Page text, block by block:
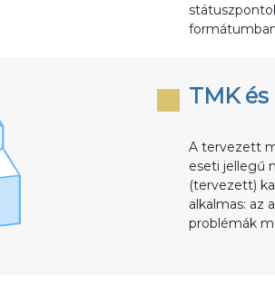
TMK
A tervezett
eseti jellegű
(tervezett)
alkalmas: az
problémák